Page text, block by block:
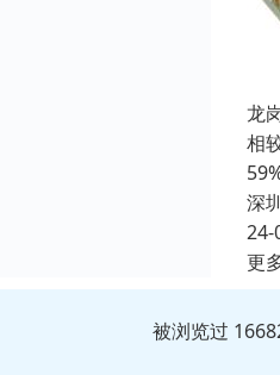
龙
相
深
24-
更
被浏览过